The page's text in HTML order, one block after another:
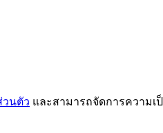
วนตัว และสามารถจัดการความ